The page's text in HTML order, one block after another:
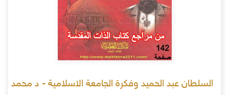
السلطان عبد الحميد وفكرة الجامعة الاسلامية - د محمد